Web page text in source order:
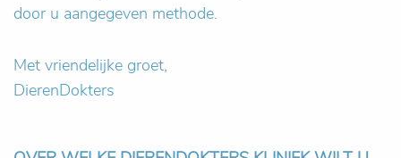
door u aangegeven methode.
Met vriendelijke groet,
DierenDokters